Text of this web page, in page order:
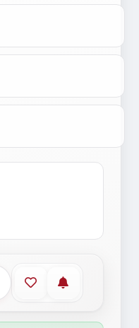
Favorilere ekle
Stoğa